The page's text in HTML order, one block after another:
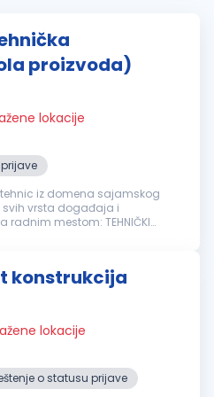
proizvoda)
lokacije
iz domena sajamskog
vrsta događaja i
mestom: TEHNIČKI
konstrukcija
lokacije
o statusu prijave